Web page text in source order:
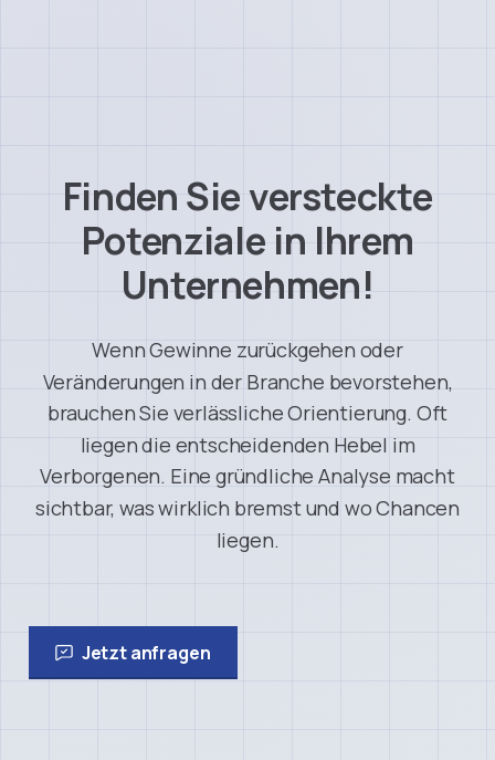
FindenSieversteckte
Potenziale in Ihrem
Unternehmen!
WennGewinne zurückgehen oder
Veränderungen in der Branche bevorstehen,
brauchenSie verlässlicheOrientierung. Oft
liegendie entscheidenden Hebel im
Verborgenen. Eine gründliche Analyse macht
sichtbar, waswirklich bremstund woChancen
liegen.
Jetzt anfragen